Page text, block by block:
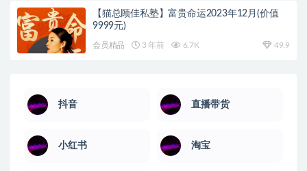
【猫总顾佳私塾】富贵命运2023年12月(价值
9999元)
会员精品 3 年前 6.7K 49.9
抖音 直播带货
小红书 淘宝